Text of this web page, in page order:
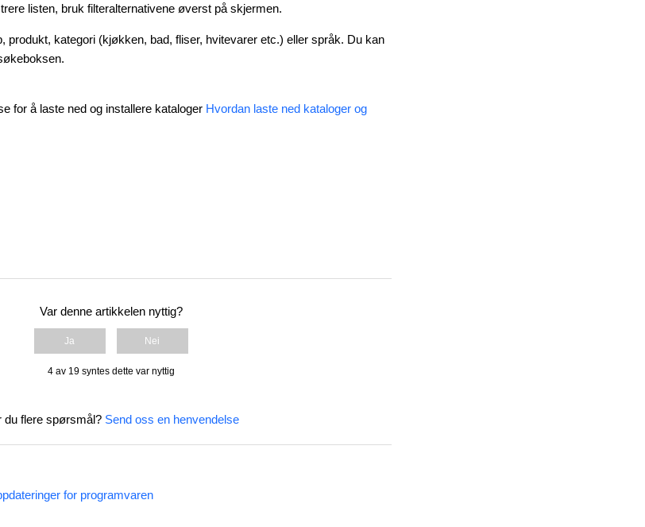
listen, bruk filteralternativene øverst på skjermen.
produkt, kategori (kjøkken, bad, fliser, hvitevarer etc.) eller språk. Du kan
for å laste ned og installere kataloger Hvordan laste ned kataloger og
Var denne artikkelen nyttig?
Ja Nei
4 av 19 syntes dette var nyttig
du flere spørsmål? Send oss en henvendelse
for programvaren